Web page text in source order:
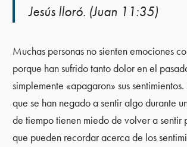
Jesús lloró. (Juan 11:35)
Muchas personas no sienten emociones
porque han sufrido tanto dolor en el
simplemente «apagaron» sus sentimientos.
que se han negado a sentir algo durante
de tiempo tienen miedo de volver a sentir
que pueden recordar acerca de los